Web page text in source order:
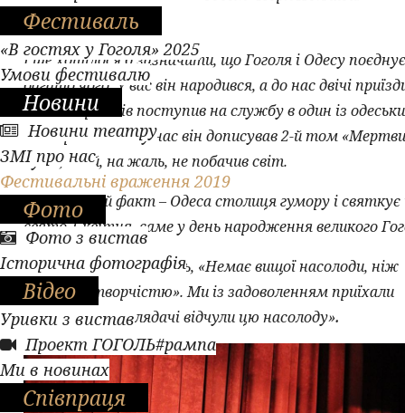
Фестиваль
«В гостях у Гоголя» 2025
Умови фестивалю
Новини
Новини театру
ЗМІ про нас
Фестивальні враження 2019
Фото
Фото з вистав
Історична фотографія
Відео
Уривки з вистав
Проект ГОГОЛЬ#рампа
Ми в новинах
Співпраця
І ще хотілося б зазначити, що Гоголя і Одесу
багато чого. У вас він народився, а до нас двічі
один із приїздів поступив на службу в один із
театрів. Також у нас він дописував 2-й том
душ», який, на жаль, не побачив світ.
Дивовижний факт – Одеса столиця гумору і святкує
свято 1 квітня, саме у день народження великого
Як казав Микола Гоголь, «Немає вищої насолоди, ніж
насолода творчістю». Ми із задоволенням приїхали
творити, щоб глядачі відчули цю насолоду».